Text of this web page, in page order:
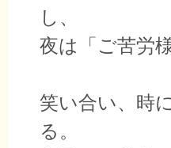
し、
夜は「ご苦労
笑い合い、時
る。